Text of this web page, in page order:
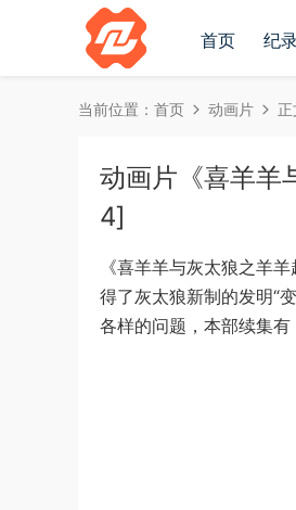
首页 纪
当前位置： 首页 动画片 正
动画片《喜羊羊
4]
《喜羊羊与灰太狼之羊
得了灰太狼新制的发明“
各样的问题，本部续集有